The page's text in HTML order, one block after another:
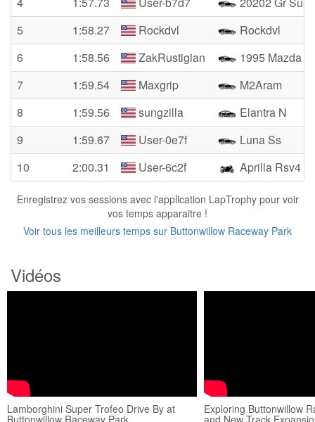
5
1:58.27 Rockdvl
Rockdvl
6
1:58.56 ZakRustigian
1995 Mazda
7
1:59.54 Maxgrip
M2Aram
8
1:59.56 sungzilla
Elantra N
9
1:59.67 User-0e7f
Luna Ss
10
2:00.31 User-6c2f Aprilla Rsv4
Enregistrez vos sessions avec l'application LapTrophy pour voir
vos temps apparaitre !
Voir tous les meilleurs temps sur Buttonwillow Raceway Park
Vidéos
Lamborghini Super Trofeo Drive By at
Buttonwillow Raceway Park
Exploring Buttonwillow
and New Track